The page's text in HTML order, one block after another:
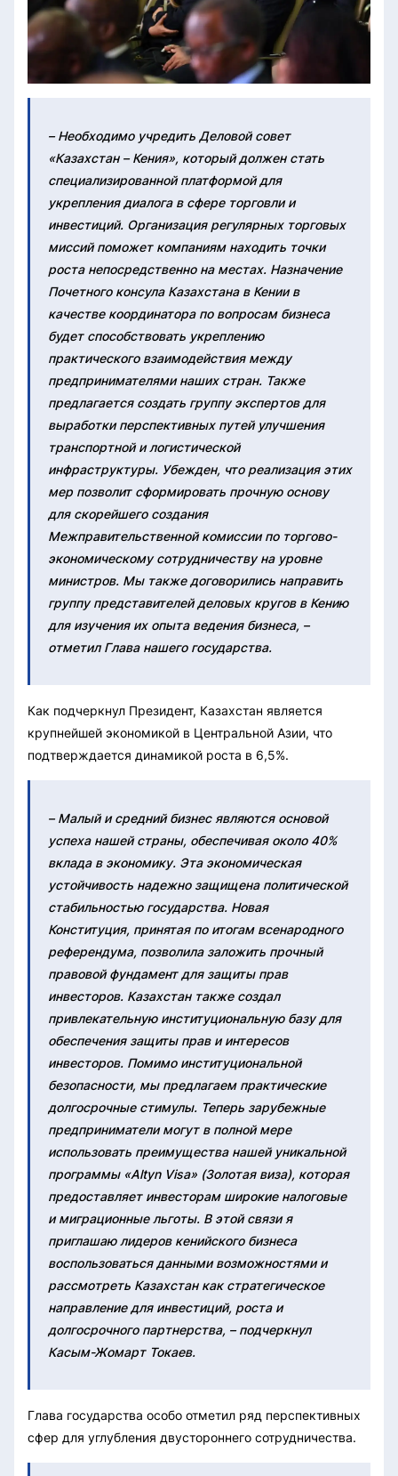
– Необходимо учредить Деловой совет
«Казахстан – Кения», который должен стать
специализированной платформой для
укрепления диалога в сфере торговли и
инвестиций. Организация регулярных торговых
миссий поможет компаниям находить точки
роста непосредственно на местах. Назначение
Почетного консула Казахстана в Кении в
качестве координатора по вопросам бизнеса
будет способствовать укреплению
практического взаимодействия между
предпринимателями наших стран. Также
предлагается создать группу экспертов для
выработки перспективных путей улучшения
транспортной и логистической
инфраструктуры. Убежден, что реализация этих
мер позволит сформировать прочную основу
для скорейшего создания
Межправительственной комиссии по торгово-
экономическому сотрудничеству на уровне
министров. Мы также договорились направить
группу представителей деловых кругов в Кению
для изучения их опыта ведения бизнеса, –
отметил Глава нашего государства.
Как подчеркнул Президент, Казахстан является
крупнейшей экономикой в Центральной Азии, что
подтверждается динамикой роста в 6,5%.
– Малый и средний бизнес являются основой
успеха нашей страны, обеспечивая около 40%
вклада в экономику. Эта экономическая
устойчивость надежно защищена политической
стабильностью государства. Новая
Конституция, принятая по итогам всенародного
референдума, позволила заложить прочный
правовой фундамент для защиты прав
инвесторов. Казахстан также создал
привлекательную институциональную базу для
обеспечения защиты прав и интересов
инвесторов. Помимо институциональной
безопасности, мы предлагаем практические
долгосрочные стимулы. Теперь зарубежные
предприниматели могут в полной мере
использовать преимущества нашей уникальной
программы «Altyn Visa» (Золотая виза), которая
предоставляет инвесторам широкие налоговые
и миграционные льготы. В этой связи я
приглашаю лидеров кенийского бизнеса
воспользоваться данными возможностями и
рассмотреть Казахстан как стратегическое
направление для инвестиций, роста и
долгосрочного партнерства, – подчеркнул
Касым-Жомарт Токаев.
Глава государства особо отметил ряд перспективных
сфер для углубления двустороннего сотрудничества.